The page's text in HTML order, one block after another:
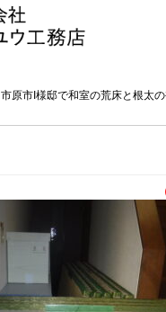
市原市I様邸で和室の荒床と根太